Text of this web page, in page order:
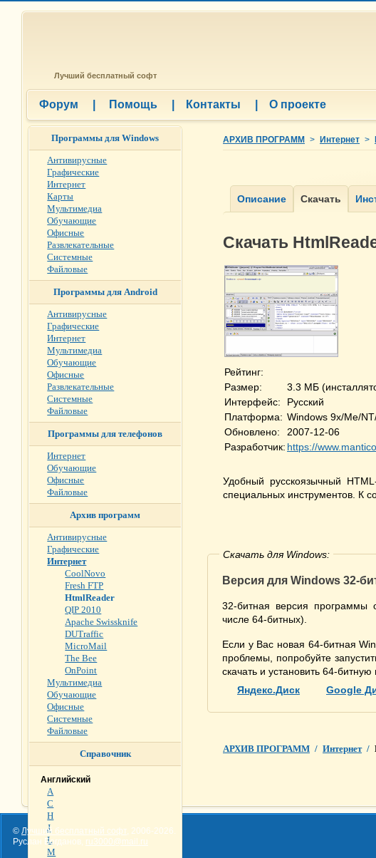
Лучший бесплатный софт
Форум Помощь Контакты О проекте
АРХИВ ПРОГРАММ > Интернет >
Скачать
Рейтинг:
Размер:
3.3 МБ
Интерфейс:
Русский
Платформа: Windows 9x/Me/
Обновлено:
2007-12-06
Разработчик: https://
Удобный русскоязычный
специальных инструментов. К
Скачать для Windows:
Версия для Windows 32-
32-битная версия программы
числе 64-битных).
Если у Вас новая 64-битная
проблемы, попробуйте
скачать и установить 64-
Яндекс.Диск
Google
АРХИВ ПРОГРАММ / Интернет /
Программы для Windows
Антивирусные
Графические
Интернет
Карты
Мультимедиа
Обучающие
Офисные
Развлекательные
Системные
Файловые
Программы для Android
Антивирусные
Графические
Интернет
Мультимедиа
Обучающие
Офисные
Развлекательные
Системные
Файловые
Программы для телефонов
Интернет
Обучающие
Офисные
Файловые
Архив программ
Антивирусные
Графические
Интернет
CoolNovo
Fresh FTP
HtmlReader
QIP 2010
Apache Swissknife
DUTraffic
MicroMail
The Bee
OnPoint
Мультимедиа
Обучающие
Офисные
Системные
Файловые
Справочник
Английский
A
C
H
J
L
M
© Лучший бесплатный софт, 2006-2026.
Руслан Богданов, ru3000@mail.ru